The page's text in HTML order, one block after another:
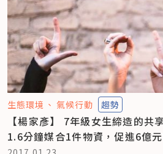
生態環境 氣候行動 趨勢
【楊家彥】 7年級女生締造的共
1.6分鐘媒合1件物資，促進6億